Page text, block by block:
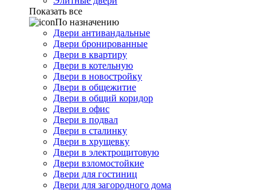
Показать все
По назначению
Двери антивандальные
Двери бронированные
Двери в квартиру
Двери в котельную
Двери в новостройку
Двери в общежитие
Двери в общий коридор
Двери в офис
Двери в подвал
Двери в сталинку
Двери в хрущевку
Двери в электрощитовую
Двери взломостойкие
Двери для гостиниц
Двери для загородного дома